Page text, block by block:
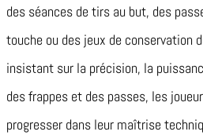
des séances de tirs au but, des
touche ou des jeux de conservation
insistant sur la précision, la
des frappes et des passes, les
progresser dans leur maîtrise